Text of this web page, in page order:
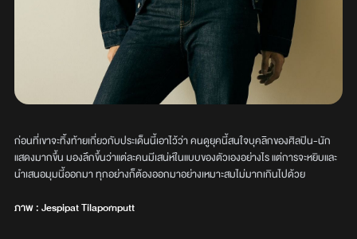
ก่อนที่เขาจะทิ้งท้ายเกี่ยวกับประเด็นนี้เอาไว้ว่า คนดูยุคนี้สนใจบุคลิกของศิลปิน-นัก
แสดงมากขึ้น มองลึกขึ้นว่าแต่ละคนมีเสน่ห์ในแบบของตัวเองอย่างไร แต่การจะหยิบและ
นำเสนอมุมนี้ออกมา ทุกอย่างก็ต้องออกมาอย่างเหมาะสมไม่มากเกินไปด้วย
ภาพ : Jespipat Tilapornputt